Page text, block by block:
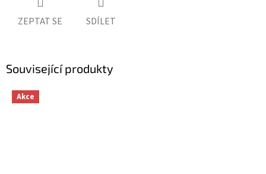
ZEPTAT SE SDÍLET
Související produkty
Akce